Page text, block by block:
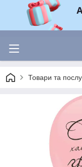
Товари та